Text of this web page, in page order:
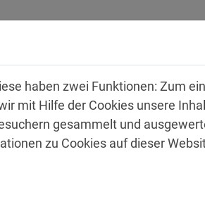
Produkte Service
haben zwei Funktionen: Zum
mit Hilfe der Cookies unsere
gesammelt und
zu Cookies auf dieser